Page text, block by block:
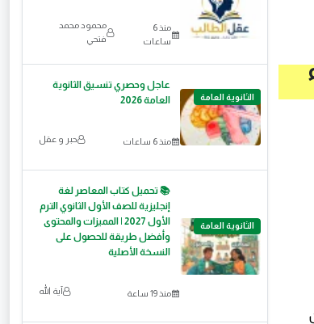
منذ 6
ساعات
محمود محمد
فتحي
الثانوية العامة
عاجل وحصري تنسيق الثانوية
العامة 2026
منذ 6 ساعات حبر و عقل
الثانوية العامة
📚 تحميل كتاب المعاصر لغة
إنجليزية للصف الأول الثانوي الترم
الأول 2027 | المميزات والمحتوى
وأفضل طريقة للحصول على
النسخة الأصلية
منذ 19 ساعة آية الله